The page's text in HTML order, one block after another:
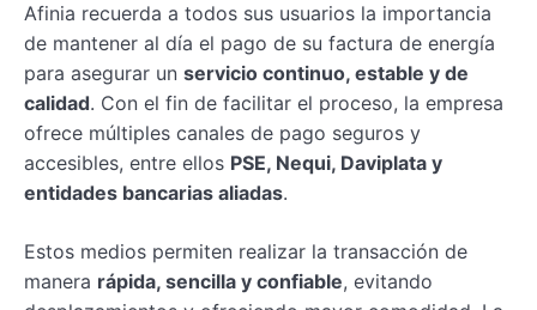
Afinia recuerda a todos sus usuarios la importancia
de mantener al día el pago de su factura de energía
para asegurar un servicio continuo, estable y de
calidad. Con el fin de facilitar el proceso, la empresa
ofrece múltiples canales de pago seguros y
accesibles, entre ellos PSE, Nequi, Daviplata y
entidades bancarias aliadas.
Estos medios permiten realizar la transacción de
manera rápida, sencilla y confiable, evitando